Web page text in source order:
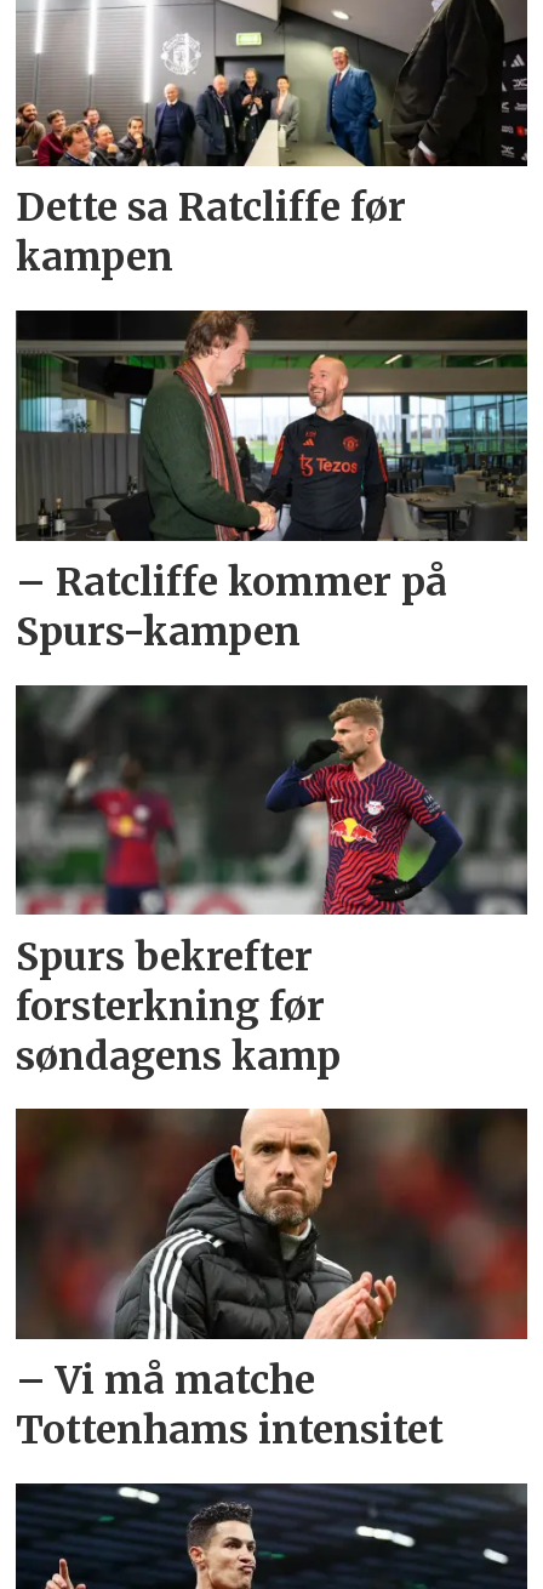
Dette sa Ratcliffe før
kampen
– Ratcliffe kommer på
Spurs-kampen
Spurs bekrefter
forsterkning før
søndagens kamp
– Vi må matche
Tottenhams intensitet